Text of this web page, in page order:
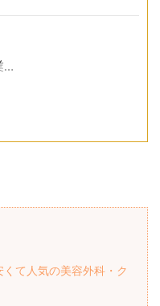
教室に入職
に勤務
て人気の美容外科・ク